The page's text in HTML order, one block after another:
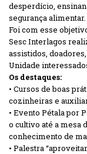
desperdício,
segurança alimentar.
Foi com esse
Sesc Interlagos
assistidos,
Unidade
Os destaques:
• Cursos de boas
cozinheiras e
• Evento Pétala por
o cultivo até a mesa
conhecimento de
• Palestra